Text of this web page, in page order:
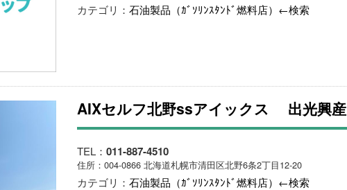
カテゴリ： 石油製品（ｶﾞｿﾘﾝｽﾀﾝﾄﾞ燃料店）←検索
AIXセルフ北野ssアイックス 出光興産
TEL： 011-887-4510
住所：004-0866 北海道札幌市清田区北野6条2丁目12-20
カテゴリ： 石油製品（ｶﾞｿﾘﾝｽﾀﾝﾄﾞ燃料店）←検索